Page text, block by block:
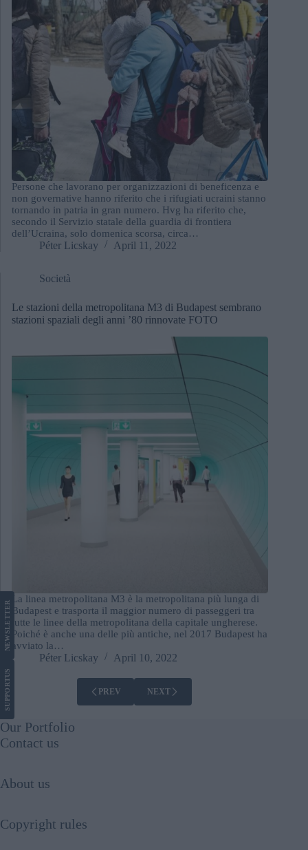
Persone che lavorano per organizzazioni di beneficenza e
non governative hanno riferito che i rifugiati ucraini stanno
tornando in patria in gran numero. Hvg ha riferito che,
secondo il Servizio statale della guardia di frontiera
dell’Ucraina, solo domenica scorsa, circa…
Péter Licskay April 11, 2022
Società
Le stazioni della metropolitana M3 di Budapest sembrano
stazioni spaziali degli anni ’80 rinnovate FOTO
La linea metropolitana M3 è la metropolitana più lunga di
Budapest e trasporta il maggior numero di passeggeri tra
tutte le linee della metropolitana della capitale ungherese.
Poiché è anche una delle più antiche, nel 2017 Budapest ha
avviato la…
Péter Licskay April 10, 2022
PREV NEXT
SUPPORT
US
NEWS
LETTER
Our Portfolio
Contact us
About us
Copyright rules